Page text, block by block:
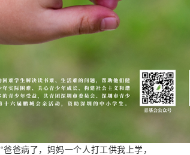
“爸爸病了，妈妈一个人打工供我上学，